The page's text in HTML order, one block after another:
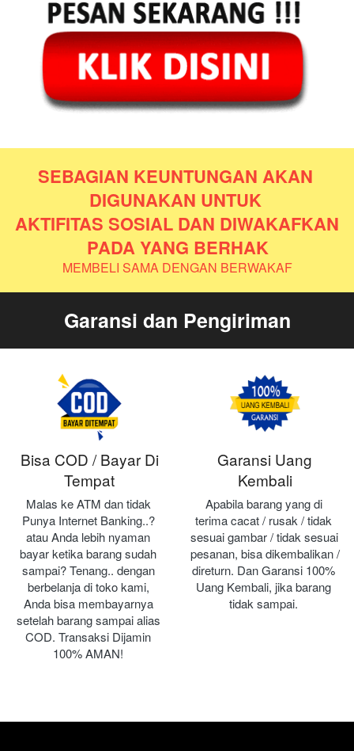
SEBAGIAN KEUNTUNGAN AKAN
DIGUNAKAN UNTUK
AKTIFITAS SOSIAL DAN DIWAKAFKAN
PADA YANG BERHAK
MEMBELI SAMA DENGAN BERWAKAF
Garansi dan Pengiriman
Bisa COD / Bayar Di
Tempat
Malas ke ATM dan tidak
Punya Internet Banking..?
atau Anda lebih nyaman
bayar ketika barang sudah
sampai? Tenang.. dengan
berbelanja di toko kami,
Anda bisa membayarnya
setelah barang sampai alias
COD. Transaksi Dijamin
100% AMAN!
Garansi Uang
Kembali
Apabila barang yang di
terima cacat / rusak / tidak
sesuai gambar / tidak sesuai
pesanan, bisa dikembalikan /
direturn. Dan Garansi 100%
Uang Kembali, jika barang
tidak sampai.